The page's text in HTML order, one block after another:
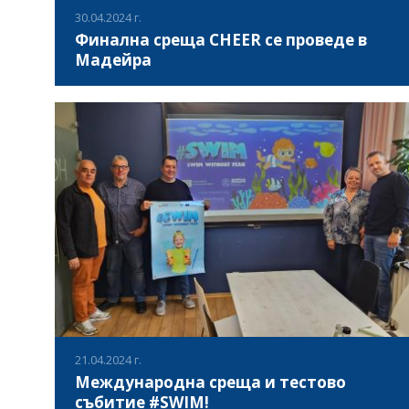
30.04.2024 г.
Финална среща CHEER се проведе в
Мадейра
проведе финална партньорска среща в рамките на
проект „CHEER“, в която партньорите обсъдиха
дейностите, реализирани в рамките на проекта, който
има за цел да подобри менталното здраве на младите
хора, като стимулира тяхната креативност и използва
младежкия им ентусиазъм. По време на партньорската
среща, бяха обсъдени готовите интелектуални продукти
по проект „CHEER“ - CHEER метафорични карти, CHEER
обучителни видеа, CHEER подкастове и стартиралата
кампания #cheer.education в Instagram. Тези продукти са
част от инициативата имаща за цел да подобри и
оптимизира менталното здраве на младите хора.
ВИЖ ПОВЕЧЕ
21.04.2024 г.
Международна среща и тестово
събитие #SWIM!